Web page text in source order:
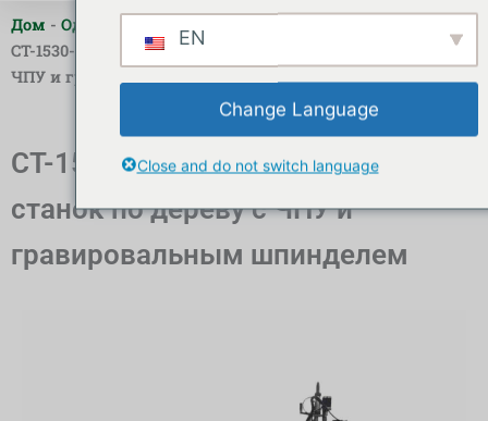
Дом - Одноосевой токарный станок по дереву с ЧПУ
CT-1530-4S Одноосевой токарный станок по дереву с
ЧПУ и гравировальным шпинделем
CT-1530-4S Одноосевой токарный
станок по дереву с ЧПУ и
гравировальным шпинделем
EN
Change Language
Close and do not switch language